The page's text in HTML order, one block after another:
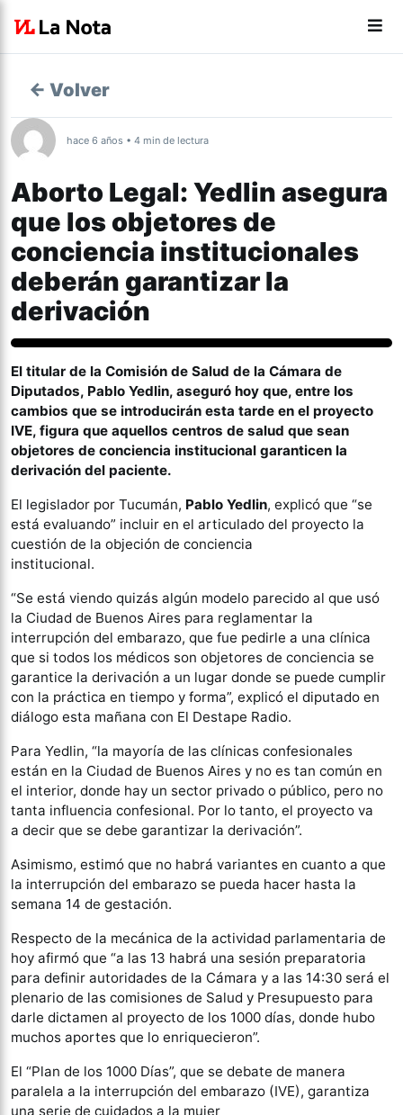
← Volver
hace 6 años • 4 min de lectura
Aborto Legal: Yedlin asegura
que los objetores de
conciencia institucionales
deberán garantizar la
derivación
Aborto 2020
El titular de la Comisión de Salud de la Cámara de
Diputados, Pablo Yedlin, aseguró hoy que, entre los
cambios que se introducirán esta tarde en el proyecto
IVE, figura que aquellos centros de salud que sean
objetores de conciencia institucional garanticen la
derivación del paciente.
El legislador por Tucumán, Pablo Yedlin, explicó que “se
está evaluando” incluir en el articulado del proyecto la
cuestión de la objeción de conciencia
institucional.
“Se está viendo quizás algún modelo parecido al que usó
la Ciudad de Buenos Aires para reglamentar la
interrupción del embarazo, que fue pedirle a una clínica
que si todos los médicos son objetores de conciencia se
garantice la derivación a un lugar donde se puede cumplir
con la práctica en tiempo y forma”, explicó el diputado en
diálogo esta mañana con El Destape Radio.
Para Yedlin, “la mayoría de las clínicas confesionales
están en la Ciudad de Buenos Aires y no es tan común en
el interior, donde hay un sector privado o público, pero no
tanta influencia confesional. Por lo tanto, el proyecto va
a decir que se debe garantizar la derivación”.
Asimismo, estimó que no habrá variantes en cuanto a que
la interrupción del embarazo se pueda hacer hasta la
semana 14 de gestación.
Respecto de la mecánica de la actividad parlamentaria de
hoy afirmó que “a las 13 habrá una sesión preparatoria
para definir autoridades de la Cámara y a las 14:30 será el
plenario de las comisiones de Salud y Presupuesto para
darle dictamen al proyecto de los 1000 días, donde hubo
muchos aportes que lo enriquecieron”.
El “Plan de los 1000 Días”, que se debate de manera
paralela a la interrupción del embarazo (IVE), garantiza
una serie de cuidados a la mujer